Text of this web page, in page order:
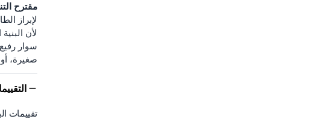
مقترح
لإبراز
لأن
سوار
صغيرة،
تقييمات